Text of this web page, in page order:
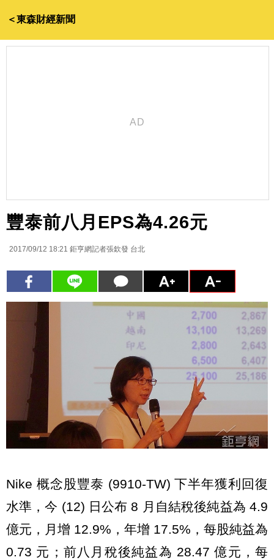
＜東森財經新聞
豐泰前八月EPS為4.26元
2017/09/12 18:21 鉅亨網記者張欽發 台北
Nike 概念股豐泰 (9910-TW) 下半年獲利回復
水準，今 (12) 日公布 8 月自結稅後純益為 4.9
億元，月增 12.9%，年增 17.5%，每股純益為
0.73 元；前八月稅後純益為 28.47 億元，每